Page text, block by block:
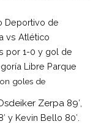
Deportivo de
vsAtlético
por 1-0 y gol de
Libre Parque
goles de
Zerpa 89′,
y Kevin Bello 80′.